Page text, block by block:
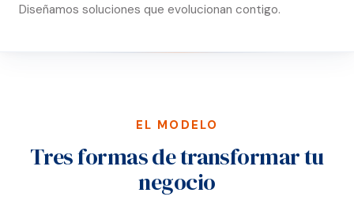
Diseñamos soluciones que evolucionan contigo.
EL MODELO
Tres formas de transformar tu
negocio